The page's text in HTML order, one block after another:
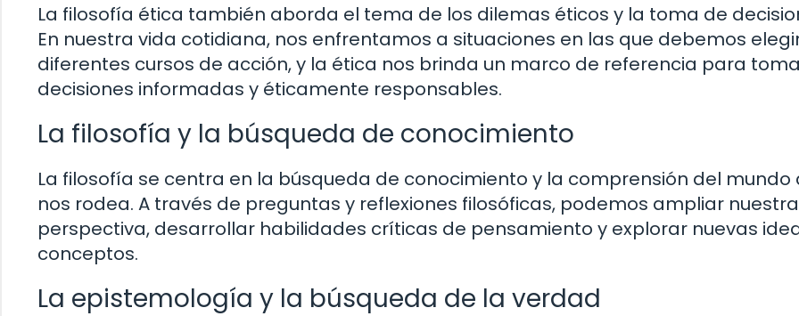
La filosofía ética también aborda el tema de los dilemas éticos y la toma de
En nuestra vida cotidiana, nos enfrentamos a situaciones en las que debemos
diferentes cursos de acción, y la ética nos brinda un marco de referencia para
decisiones informadas y éticamente responsables.
La filosofía y la búsqueda de conocimiento
La filosofía se centra en la búsqueda de conocimiento y la comprensión del mundo
nos rodea. A través de preguntas y reflexiones filosóficas, podemos ampliar nuestra
perspectiva, desarrollar habilidades críticas de pensamiento y explorar nuevas
conceptos.
La epistemología y la búsqueda de la verdad